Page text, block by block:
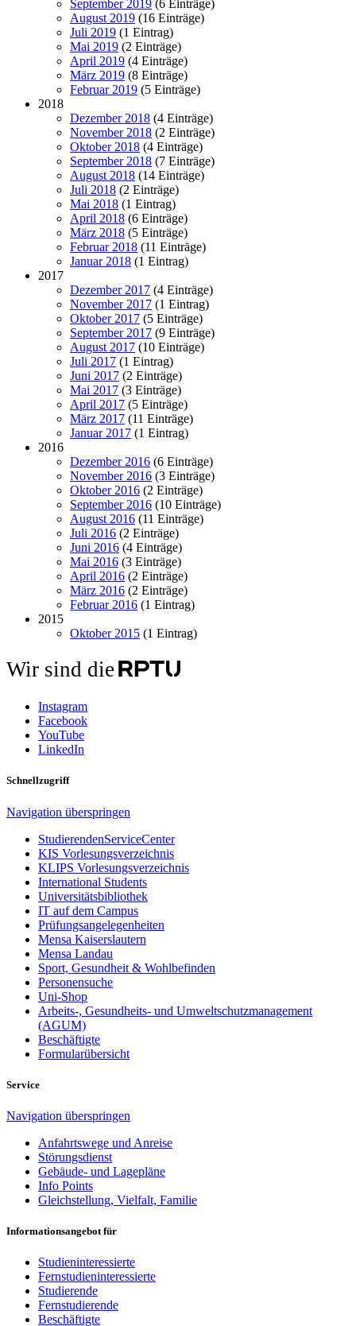
September 2019 (6 Einträge)
August 2019 (16 Einträge)
Juli 2019 (1 Eintrag)
Mai 2019 (2 Einträge)
April 2019 (4 Einträge)
März 2019 (8 Einträge)
Februar 2019 (5 Einträge)
2018
Dezember 2018 (4 Einträge)
November 2018 (2 Einträge)
Oktober 2018 (4 Einträge)
September 2018 (7 Einträge)
August 2018 (14 Einträge)
Juli 2018 (2 Einträge)
Mai 2018 (1 Eintrag)
April 2018 (6 Einträge)
März 2018 (5 Einträge)
Februar 2018 (11 Einträge)
Januar 2018 (1 Eintrag)
2017
Dezember 2017 (4 Einträge)
November 2017 (1 Eintrag)
Oktober 2017 (5 Einträge)
September 2017 (9 Einträge)
August 2017 (10 Einträge)
Juli 2017 (1 Eintrag)
Juni 2017 (2 Einträge)
Mai 2017 (3 Einträge)
April 2017 (5 Einträge)
März 2017 (11 Einträge)
Januar 2017 (1 Eintrag)
2016
Dezember 2016 (6 Einträge)
November 2016 (3 Einträge)
Oktober 2016 (2 Einträge)
September 2016 (10 Einträge)
August 2016 (11 Einträge)
Juli 2016 (2 Einträge)
Juni 2016 (4 Einträge)
Mai 2016 (3 Einträge)
April 2016 (2 Einträge)
März 2016 (2 Einträge)
Februar 2016 (1 Eintrag)
2015
Oktober 2015 (1 Eintrag)
Wir sind die
Instagram
Facebook
YouTube
LinkedIn
Schnellzugriff
Navigation überspringen
StudierendenServiceCenter
KIS Vorlesungsverzeichnis
KLIPS Vorlesungsverzeichnis
International Students
Universitätsbibliothek
IT auf dem Campus
Prüfungsangelegenheiten
Mensa Kaiserslautern
Mensa Landau
Sport, Gesundheit & Wohlbefinden
Personensuche
Uni-Shop
Arbeits-, Gesundheits- und Umweltschutzmanagement
(AGUM)
Beschäftigte
Formularübersicht
Service
Navigation überspringen
Anfahrtswege und Anreise
Störungsdienst
Gebäude- und Lagepläne
Info Points
Gleichstellung, Vielfalt, Familie
Informationsangebot für
Studieninteressierte
Fernstudieninteressierte
Studierende
Fernstudierende
Beschäftigte